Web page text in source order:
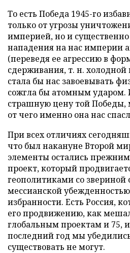
То есть Победа 1945-го
только от угрозы
империей, но и
нападения на нас империи
(переведя ее агрессию в
сдерживания, т. н. холодной
стала бы нас завоевывать
сожгла бы атомным ударом.
страшную цену той
от чего именно она нас
При всех отличиях
что был накануне Второй
элементы остались
проект, который
геополитиками со звериной
мессианской
избранности. Есть Россия,
его продвижению, как
глобальным проектам и 75,
последний год мы
существовать не могут.